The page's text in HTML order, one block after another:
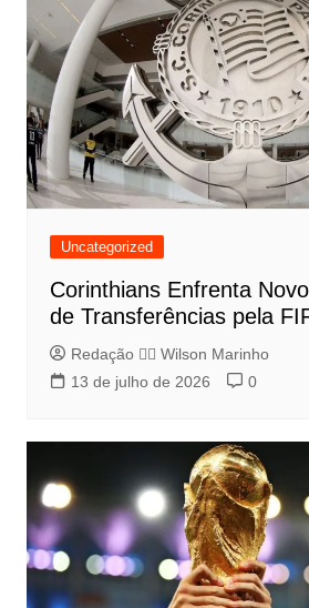
Uncategorized
Corinthians Enfrenta
de Transferências pela
Redação 👨‍⚖️​ Wilson Marinho
13 de julho de 2026
0